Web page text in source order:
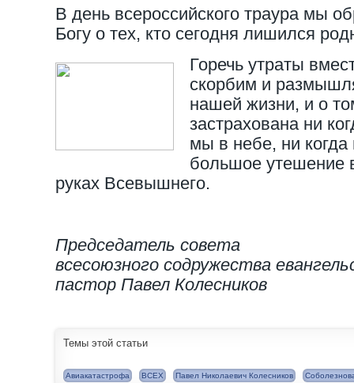
В день всероссийского траура мы
Богу о тех, кто сегодня лишился
Горечь утраты
скорбим и
нашей жизни, и о
застрахована ни
мы в небе, ни
большое утешение
руках Всевышнего.
Председатель совета
всесоюзного содружества
пастор Павел Колесников
Темы этой статьи
Авиакатастрофа ВСЕХ Павел Николаевич Колесников